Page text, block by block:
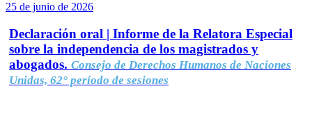
25 de junio de 2026
Declaración oral | Informe de la Relatora Especial
sobre la independencia de los magistrados y
abogados. Consejo de Derechos Humanos de Naciones
Unidas, 62° período de sesiones